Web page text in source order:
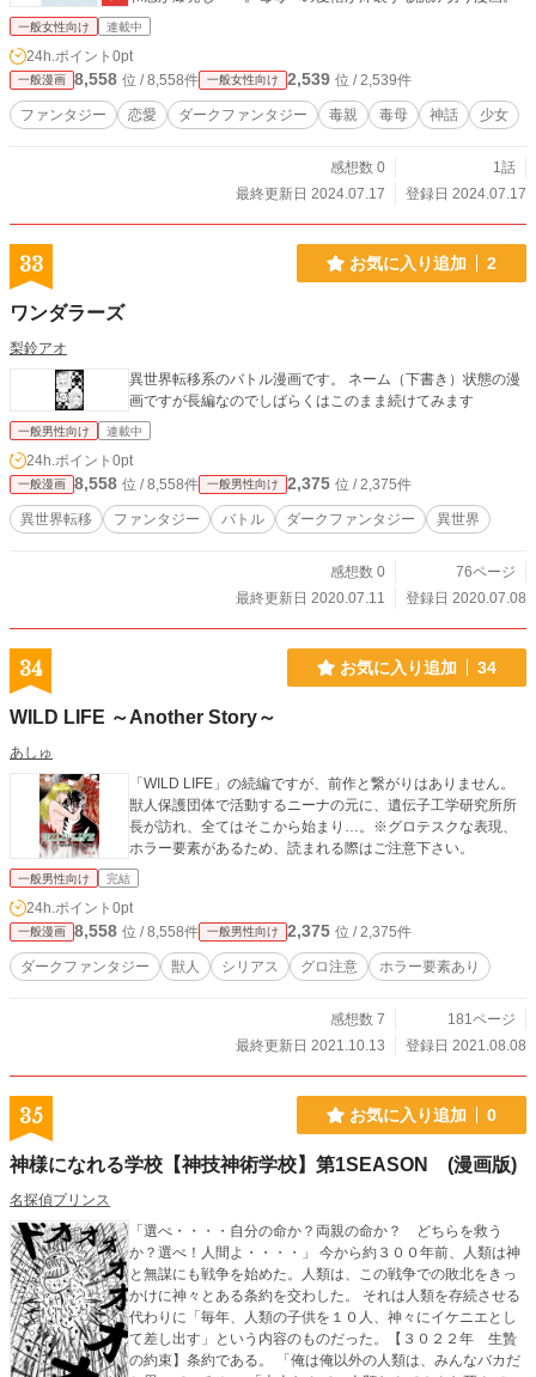
一般女性向け 連載中
24h.ポイント 0pt
一般漫画 8,558 位 / 8,558件 一般女性向け 2,539 位 / 2,539件
ファンタジー 恋愛 ダークファンタジー 毒親 毒母 神話 少女
感想数 0
1話
最終更新日 2024.07.17
登録日 2024.07.17
33 お気に入り追加 2
ワンダラーズ
梨鈴アオ
異世界転移系のバトル漫画です。 ネーム（下書き）状態の漫
画ですが長編なのでしばらくはこのまま続けてみます
一般男性向け 連載中
24h.ポイント 0pt
一般漫画 8,558 位 / 8,558件 一般男性向け 2,375 位 / 2,375件
異世界転移 ファンタジー バトル ダークファンタジー 異世界
感想数 0
76ページ
最終更新日 2020.07.11
登録日 2020.07.08
34 お気に入り追加 34
WILD LIFE ～Another Story～
あしゅ
「WILD LIFE」の続編ですが、前作と繋がりはありません。
獣人保護団体で活動するニーナの元に、遺伝子工学研究所所
長が訪れ、全てはそこから始まり…。※グロテスクな表現、
ホラー要素があるため、読まれる際はご注意下さい。
一般男性向け 完結
24h.ポイント 0pt
一般漫画 8,558 位 / 8,558件 一般男性向け 2,375 位 / 2,375件
ダークファンタジー 獣人 シリアス グロ注意 ホラー要素あり
感想数 7
181ページ
最終更新日 2021.10.13
登録日 2021.08.08
35 お気に入り追加 0
神様になれる学校【神技神術学校】第1SEASON (漫画版)
名探偵プリンス
「選べ・・・・自分の命か？両親の命か？ どちらを救う
か？選べ！人間よ・・・・」 今から約３００年前、人類は神
と無謀にも戦争を始めた。人類は、この戦争での敗北をきっ
かけに神々とある条約を交わした。 それは人類を存続させる
代わりに「毎年、人類の子供を１０人、神々にイケニエとし
て差し出す」という内容のものだった。【３０２２年 生贄
の約束】条約である。 「俺は俺以外の人類は、みんなバカだ